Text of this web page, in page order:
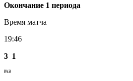
Окончание 1 периода
Время матча
19:46
3 1
РАВ